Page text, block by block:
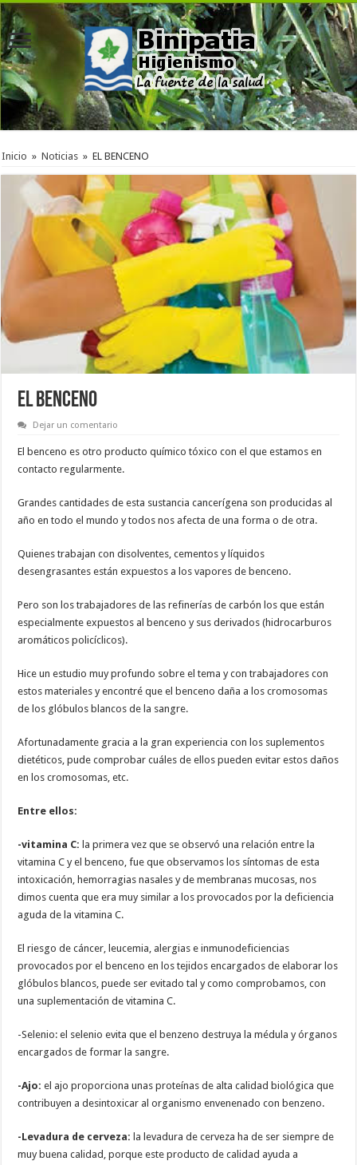
Inicio » Noticias » EL BENCENO
EL BENCENO
Dejar un comentario
El benceno es otro producto químico tóxico con el que estamos en
contacto regularmente.
Grandes cantidades de esta sustancia cancerígena son producidas al
año en todo el mundo y todos nos afecta de una forma o de otra.
Quienes trabajan con disolventes, cementos y líquidos
desengrasantes están expuestos a los vapores de benceno.
Pero son los trabajadores de las refinerías de carbón los que están
especialmente expuestos al benceno y sus derivados (hidrocarburos
aromáticos policíclicos).
Hice un estudio muy profundo sobre el tema y con trabajadores con
estos materiales y encontré que el benceno daña a los cromosomas
de los glóbulos blancos de la sangre.
Afortunadamente gracia a la gran experiencia con los suplementos
dietéticos, pude comprobar cuáles de ellos pueden evitar estos daños
en los cromosomas, etc.
Entre ellos:
-vitamina C: la primera vez que se observó una relación entre la
vitamina C y el benceno, fue que observamos los síntomas de esta
intoxicación, hemorragias nasales y de membranas mucosas, nos
dimos cuenta que era muy similar a los provocados por la deficiencia
aguda de la vitamina C.
El riesgo de cáncer, leucemia, alergias e inmunodeficiencias
provocados por el benceno en los tejidos encargados de elaborar los
glóbulos blancos, puede ser evitado tal y como comprobamos, con
una suplementación de vitamina C.
-Selenio: el selenio evita que el benzeno destruya la médula y órganos
encargados de formar la sangre.
-Ajo: el ajo proporciona unas proteínas de alta calidad biológica que
contribuyen a desintoxicar al organismo envenenado con benzeno.
-Levadura de cerveza: la levadura de cerveza ha de ser siempre de
muy buena calidad, porque este producto de calidad ayuda a